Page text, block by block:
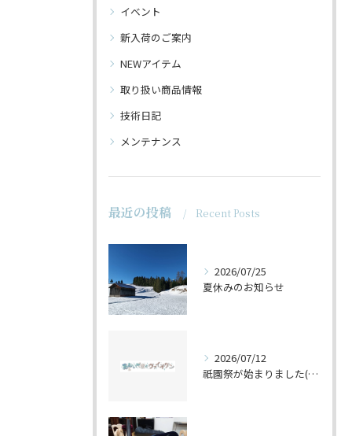
イベント
新入荷のご案内
NEWアイテム
取り扱い商品情報
技術日記
メンテナンス
最近の投稿 Recent Posts
2026/07/25
夏休みのお知らせ
2026/07/12
祇園祭が始まりました(^^♪